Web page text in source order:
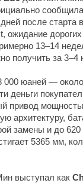
дней после старта
, ожидание
13–14
получить за 3–4
000 юаней —
деньги
привод
архитектуру,
замены и до 620
5365 мм,
выступал как